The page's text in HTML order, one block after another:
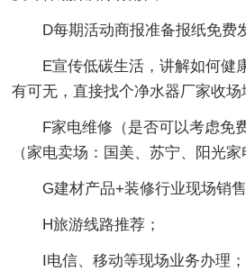
D每期活动商报准备报纸免费
E宣传低碳生活，讲解如何健
有可无，直接找个净水器厂家收场
F家电维修（是否可以考虑免费
（家电卖场：国美、苏宁、阳光家
G建材产品+装修行业现场销售
H旅游线路推荐；
I电信、移动等现场业务办理；